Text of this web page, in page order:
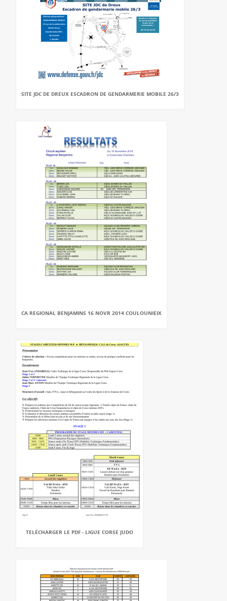
SITE JDC DE DREUX ESCADRON DE GENDARMERIE MOBILE 26/3
CA REGIONAL BENJAMINS 16 NOVR 2014 COULOUNIEIX
TELÉCHARGER LE PDF - LIGUE CORSE JUDO